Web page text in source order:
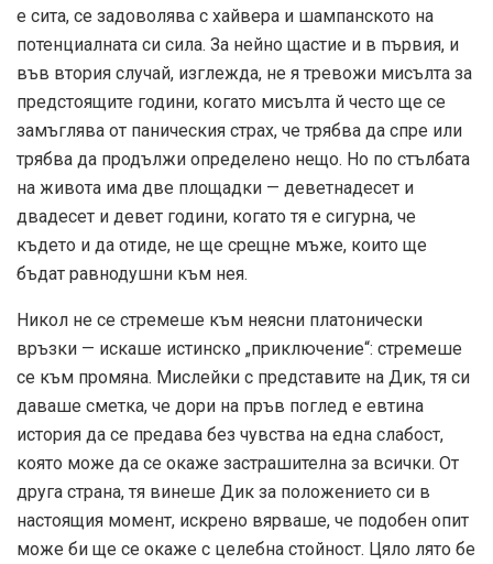
е сита, се задоволява с хайвера и шампанското на
потенциалната си сила. За нейно щастие и в първия, и
във втория случай, изглежда, не я тревожи мисълта за
предстоящите години, когато мисълта й често ще се
замъглява от паническия страх, че трябва да спре или
трябва да продължи определено нещо. Но по стълбата
на живота има две площадки — деветнадесет и
двадесет и девет години, когато тя е сигурна, че
където и да отиде, не ще срещне мъже, които ще
бъдат равнодушни към нея.
Никол не се стремеше към неясни платонически
връзки — искаше истинско „приключение“: стремеше
се към промяна. Мислейки с представите на Дик, тя си
даваше сметка, че дори на пръв поглед е евтина
история да се предава без чувства на една слабост,
която може да се окаже застрашителна за всички. От
друга страна, тя винеше Дик за положението си в
настоящия момент, искрено вярваше, че подобен опит
може би ще се окаже с целебна стойност. Цяло лято бе